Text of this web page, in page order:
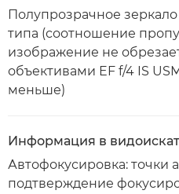
Полупрозрачное
типа (соотношение
изображение не
объективами EF f/4 IS
меньше)
Информация в
Автофокусировка: точки
подтверждение